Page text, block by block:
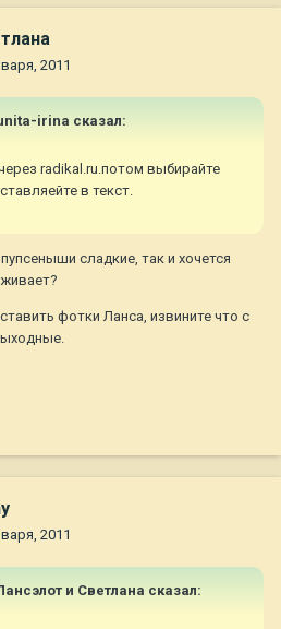
2011
irina сказал:
radikal.ru.потом выбирайте
в текст.
сладкие, так и хочется
фотки Ланса, извините что с
2011
и Светлана сказал: